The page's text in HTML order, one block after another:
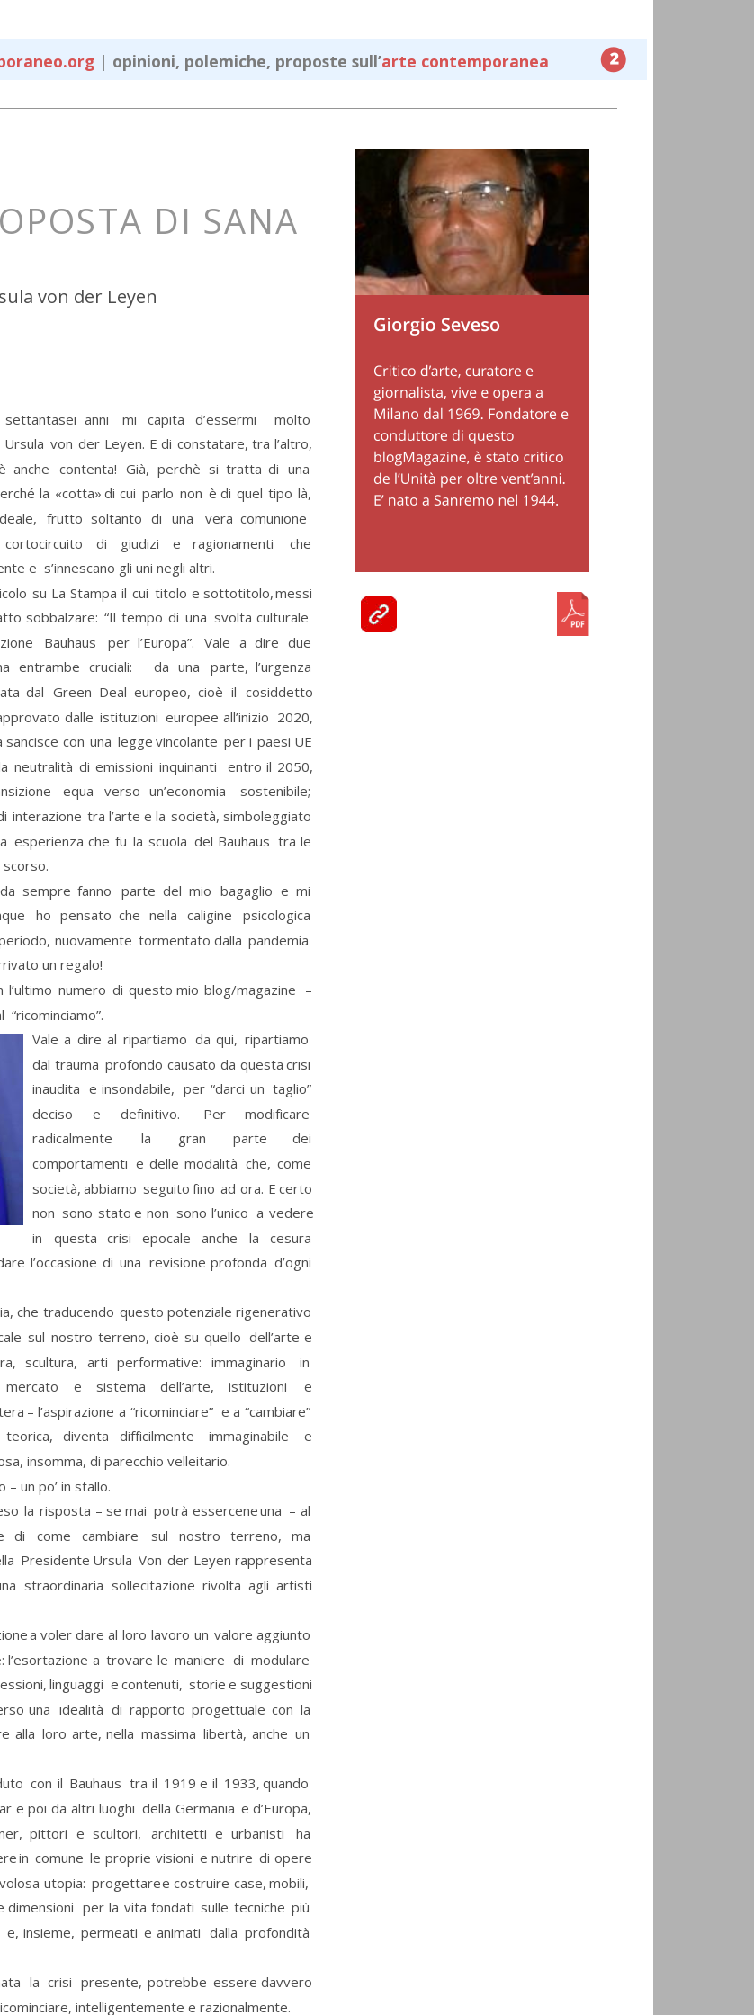
numero
DI SANA
von der Leyen
settantasei anni mi capita d’essermi
molto
Ursula von der Leyen. E di constatare, tra l’altro,
anche contenta! Già, perchè si tratta di una
la «cotta» di cui parlo non è di quel tipo là,
frutto soltanto di una vera comunione
cortocircuito di giudizi e ragionamenti
che
e  s’innescano gli uni negli altri.
su La Stampa il cui titolo e sottotitolo,messi
sobbalzare: “Il tempo di una svolta culturale
Bauhaus per l’Europa”. Vale a dire due
entrambe cruciali: da una parte, l’urgenza
dal Green Deal europeo, cioè il cosiddetto
dalle istituzioni europee all’inizio 2020,
sancisce con una legge vincolante per i paesi UE
neutralità di emissioni inquinanti entro il 2050,
equa verso un’economia
sostenibile;
interazione tra l’arte e la società, simboleggiato
esperienza che fu la scuola del Bauhaus tra le
da sempre fanno parte del mio bagaglio e mi
ho pensato che nella caligine
psicologica
nuovamente tormentato dalla pandemia
un regalo!
l’ultimo numero di questo mio blog/magazine –
Vale a dire al ripartiamo da qui, ripartiamo
dal trauma profondo causato da questa crisi
inaudita e insondabile, per “darci un taglio”
deciso
e definitivo. Per
modificare
radicalmente
la gran parte
dei
comportamenti e delle modalità che, come
società, abbiamo seguito fino ad ora. E certo
non sono stato e non sono l’unico a vedere
in
questa crisi epocale anche la
cesura
l’occasione di una revisione profonda d’ogni
che traducendo questo potenziale rigenerativo
sul nostro terreno, cioè su quello dell’arte e
scultura, arti performative: immaginario
in
mercato e sistema dell’arte, istituzioni
e
– l’aspirazione a “ricominciare” e a “cambiare”
teorica, diventa difficilmente immaginabile
e
insomma, di parecchio velleitario.
un po’ in stallo.
la risposta – se mai potrà esserceneuna – al
di come cambiare sul nostro terreno,
ma
Presidente Ursula Von der Leyen rappresenta
straordinaria sollecitazione rivolta agli artisti
a voler dare al loro lavoro un valore aggiunto
l’esortazione a trovare le maniere di modulare
linguaggi e contenuti, storie e suggestioni
una idealità di rapporto progettuale con la
alla loro arte, nella massima libertà, anche un
con il Bauhaus tra il 1919 e il 1933, quando
e poi da altri luoghi della Germania e d’Europa,
pittori e scultori, architetti e urbanisti
ha
in comune le proprie visioni e nutrire di opere
utopia: progettaree costruire case, mobili,
dimensioni per la vita fondati sulle tecniche più
e, insieme, permeati e animati dalla profondità
la crisi presente, potrebbe essere davvero
intelligentemente e razionalmente.
.org | opinioni, polemiche, proposte sull’arte contemporanea